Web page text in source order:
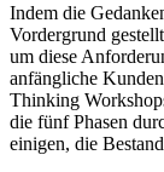
Indem die
Vordergrund
um diese
anfängliche
Thinking
die fünf Phasen
einigen, die